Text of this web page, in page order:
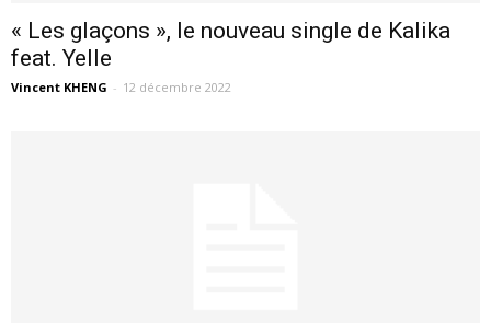
« Les glaçons », le nouveau single de Kalika
feat. Yelle
Vincent KHENG - 12 décembre 2022